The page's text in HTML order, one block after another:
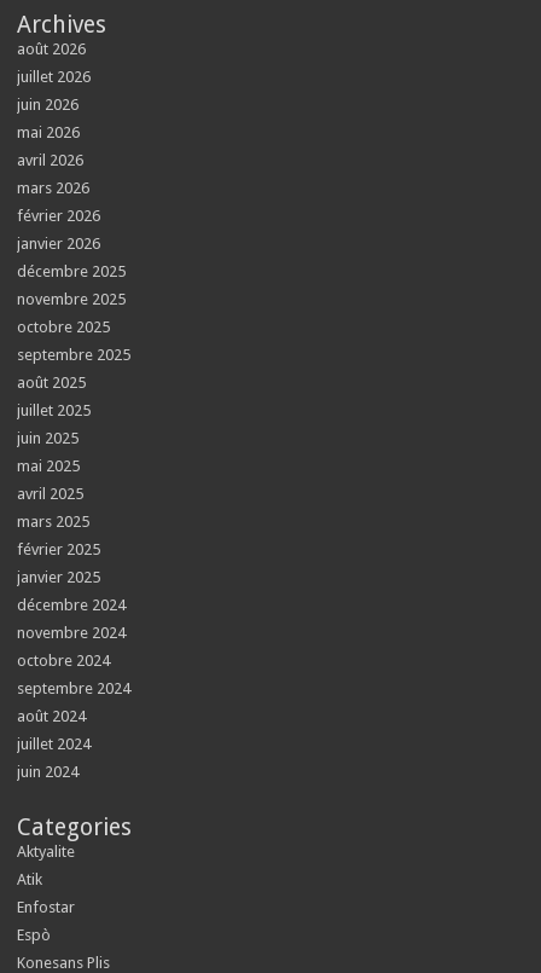
Archives
août 2026
juillet 2026
juin 2026
mai 2026
avril 2026
mars 2026
février 2026
janvier 2026
décembre 2025
novembre 2025
octobre 2025
septembre 2025
août 2025
juillet 2025
juin 2025
mai 2025
avril 2025
mars 2025
février 2025
janvier 2025
décembre 2024
novembre 2024
octobre 2024
septembre 2024
août 2024
juillet 2024
juin 2024
Categories
Aktyalite
Atik
Enfostar
Espò
Konesans Plis